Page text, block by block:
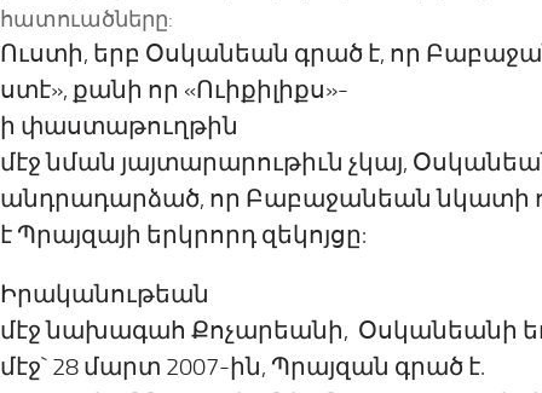
հատուածները:
Ուստի, երբ Օսկանեան գրած է, որ
ստէ», քանի որ «Ուիքիլիքս»-
ի փաստաթուղթին
մէջ նման յայտարարութիւն չկայ,
անդրադարձած, որ Բաբաջանեան նկատի
է Պրայզայի երկրորդ զեկոյցը:
Իրականութեան
մէջ նախագահ Քոչարեանի, Օսկանեանի
մէջ` 28 մարտ 2007-ին, Պրայզան գրած է.